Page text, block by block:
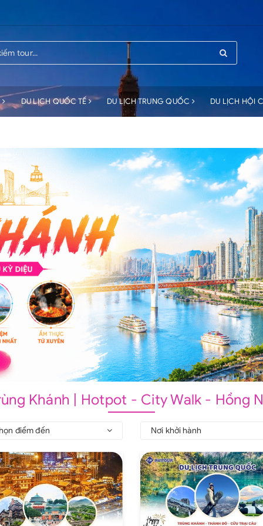
DU LỊCH QUỐC TẾ DU LỊCH TRUNG QUỐC DU LỊCH HỘI
Khánh | Hotpot - City Walk - Hồng
điểm đến Nơi khởi hành